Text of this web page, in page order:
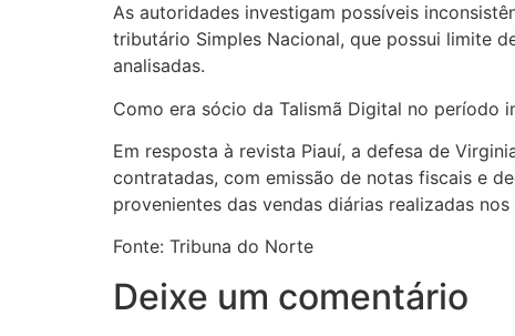
As autoridades investigam possíveis
tributário Simples Nacional, que possui limite
analisadas.
Como era sócio da Talismã Digital no período
Em resposta à revista Piauí, a defesa de
contratadas, com emissão de notas fiscais e
provenientes das vendas diárias realizadas
Fonte: Tribuna do Norte
Deixe um comentário